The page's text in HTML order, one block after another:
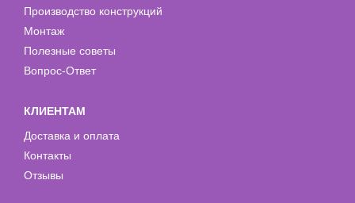
Производство конструкций
Монтаж
Полезные советы
Вопрос-Ответ
КЛИЕНТАМ
Доставка и оплата
Контакты
Отзывы